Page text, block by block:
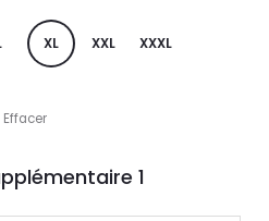
XL XXL XXXL
Effacer
1